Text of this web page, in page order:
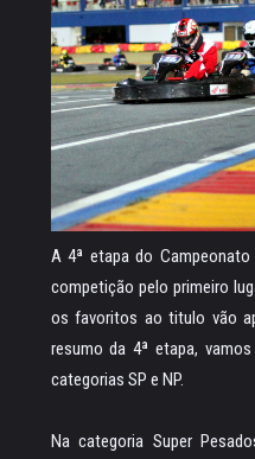
A 4ª etapa do
competição pelo primeiro
os favoritos ao titulo vão
resumo da 4ª etapa,
categorias SP e NP.
Na categoria Super